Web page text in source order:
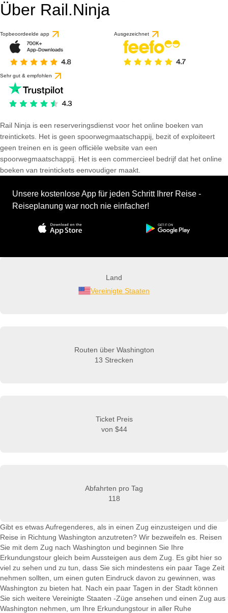
Über Rail.Ninja
Topbeoordeelde app Ausgezeichnet
Sehr gut & empfohlen
Rail Ninja is een reserveringsdienst voor het online boeken van
treintickets. Het is geen spoorwegmaatschappij, bezit of exploiteert
geen treinen en is geen officiële website van een
spoorwegmaatschappij. Het is een commercieel bedrijf dat het online
boeken van treintickets eenvoudiger maakt.
Unsere kostenlose App für jeden Schritt Ihrer Reise -
Reiseplanung war noch nie einfacher!
Land
Vereinigte Staaten
Routen über Washington
13 Strecken
Ticket Preis
von $44
Abfahrten pro Tag
118
Gibt es etwas Aufregenderes, als in einen Zug einzusteigen und die
Reise in Richtung Washington anzutreten? Wir bezweifeln es. Reisen
Sie mit dem Zug nach Washington und beginnen Sie Ihre
Erkundungstour gleich beim Aussteigen aus dem Zug. Es gibt hier so
viel zu sehen und zu tun, dass Sie sich mindestens ein paar Tage Zeit
nehmen sollten, um einen guten Eindruck davon zu gewinnen, was
Washington zu bieten hat. Nach ein paar Tagen in der Stadt können
Sie sich weitere Vereinigte Staaten -Züge ansehen und einen Zug aus
Washington nehmen, um Ihre Erkundungstour in aller Ruhe